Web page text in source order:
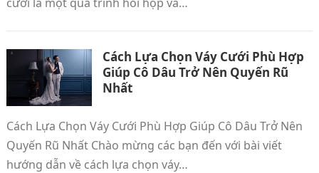
Cách Lựa Chọn Váy Cưới Phù Hợp
Giúp Cô Dâu Trở Nên Quyến Rũ
Nhất
Cách Lựa Chọn Váy Cưới Phù Hợp Giúp Cô Dâu Trở Nên
Quyến Rũ Nhất Chào mừng các bạn đến với bài viết
hướng dẫn về cách lựa chọn váy…